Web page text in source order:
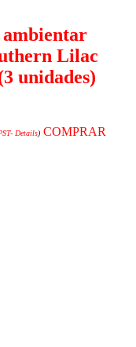
Lilac
unidades)
Details) COMPRAR